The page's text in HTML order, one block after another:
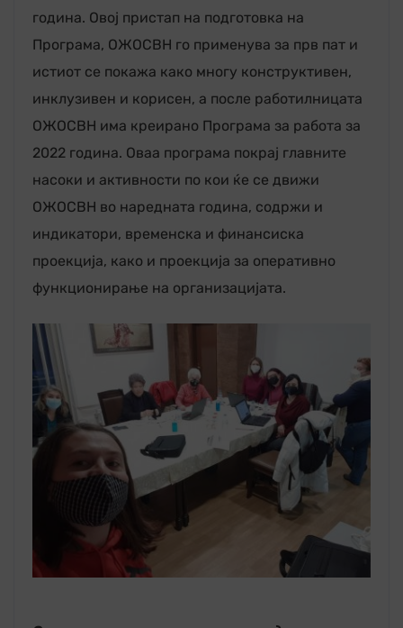
година. Овој пристап на подготовка на
Програма, ОЖОСВН го применува за прв пат и
истиот се покажа како многу конструктивен,
инклузивен и корисен, а после работилницата
ОЖОСВН има креирано Програма за работа за
2022 година. Оваа програма покрај главните
насоки и активности по кои ќе се движи
ОЖОСВН во наредната година, содржи и
индикатори, временска и финансиска
проекција, како и проекција за оперативно
функционирање на организацијата.